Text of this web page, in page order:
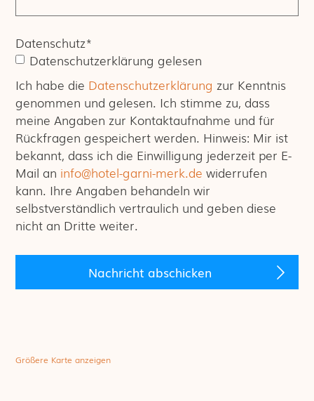
Datenschutz*
Datenschutzerklärung gelesen
Ich habe die Datenschutzerklärung zur Kenntnis
genommen und gelesen. Ich stimme zu, dass
meine Angaben zur Kontaktaufnahme und für
Rückfragen gespeichert werden. Hinweis: Mir ist
bekannt, dass ich die Einwilligung jederzeit per E-
Mail an info@hotel-garni-merk.de widerrufen
kann. Ihre Angaben behandeln wir
selbstverständlich vertraulich und geben diese
nicht an Dritte weiter.
Größere Karte anzeigen